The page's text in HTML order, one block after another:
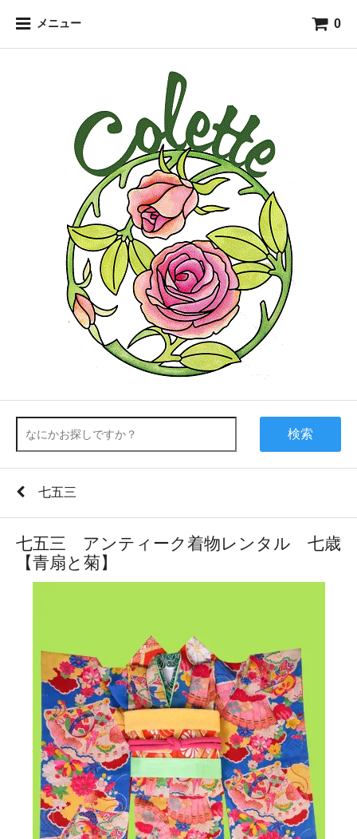
メニュー 0
検索
七五三
七五三 アンティーク着物レンタル 七歳
【青扇と菊】